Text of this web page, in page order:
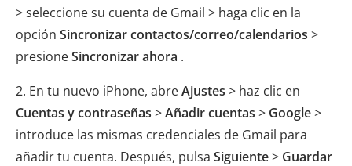
> seleccione su cuenta de Gmail > haga clic en la
opción Sincronizar contactos/correo/calendarios >
presioneSincronizar ahora .
2. En tu nuevo iPhone, abreAjustes > haz clic en
Cuentas y contraseñas >Añadir cuentas > Google>
introduce las mismas credenciales de Gmail para
añadir tu cuenta. Después, pulsa Siguiente> Guardar